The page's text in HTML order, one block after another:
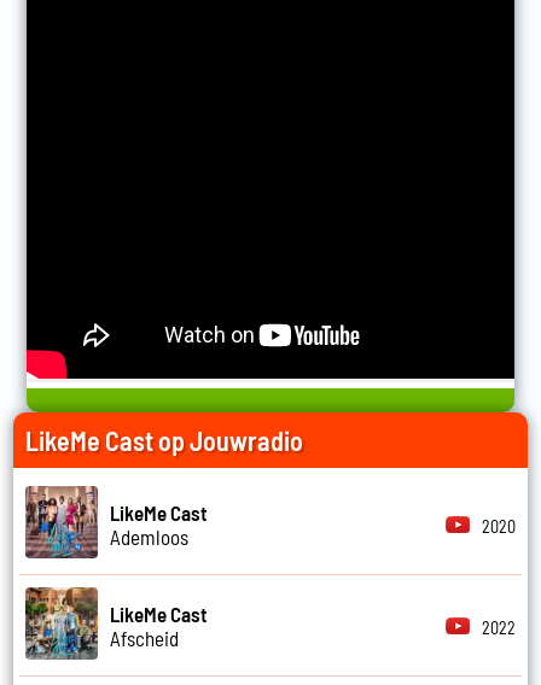
LikeMe Cast op Jouwradio
LikeMe Cast
Ademloos
2020
LikeMe Cast
Afscheid
2022